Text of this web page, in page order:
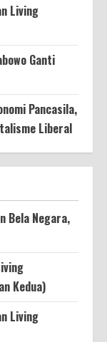
Living
Ganti
Pancasila,
Liberal
Bela Negara,
Kedua)
Living